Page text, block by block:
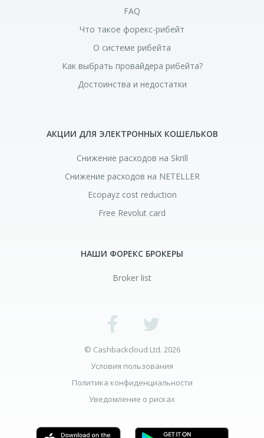
FAQ
Что такое форекс-рибейт
О системе рибейта
Как выбрать провайдера рибейта?
Достоинства и недостатки
АКЦИИ ДЛЯ ЭЛЕКТРОННЫХ КОШЕЛЬКОВ
Снижение расходов на Skrill
Снижение расходов на NETELLER
Ecopayz cost reduction
Free Revolut card
НАШИ ФОРЕКС БРОКЕРЫ
Broker list
© Cashbackcloud Ltd. 2026
Условия пользования
Политика конфиденциальности
Уведомление о рисках